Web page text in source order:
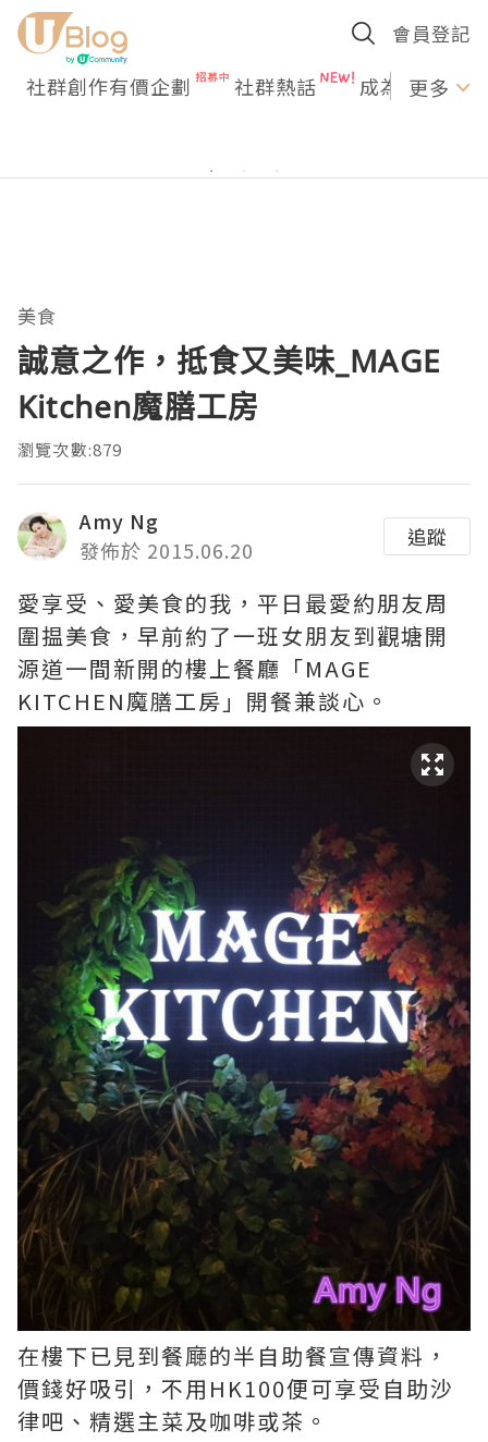
會員登記
社群創作有價企劃 社群熱話 成為U更多
美食
誠意之作，抵食又美味_MAGE
Kitchen魔膳工房
瀏覽次數:879
Amy Ng
發佈於 2015.06.20
追蹤
愛享受、愛美食的我，平日最愛約朋友周
圍揾美食，早前約了一班女朋友到觀塘開
源道一間新開的樓上餐廳「MAGE
KITCHEN魔膳工房」開餐兼談心。
在樓下已見到餐廰的半自助餐宣傳資料，
價錢好吸引，不用HK100便可享受自助沙
律吧、精選主菜及咖啡或茶。